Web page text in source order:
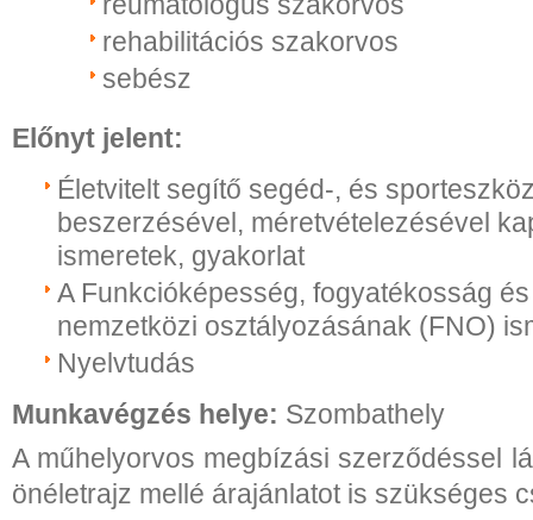
rehabilitációs szakorvos
sebész
Előnyt jelent:
Életvitelt segítő segéd-, és
beszerzésével, méretvételezésével
ismeretek, gyakorlat
A Funkcióképesség, fogyatékosság
nemzetközi osztályozásának (FNO)
Nyelvtudás
Munkavégzés helye: Szombathely
A műhelyorvos megbízási szerződéssel
önéletrajz mellé árajánlatot is szükséges